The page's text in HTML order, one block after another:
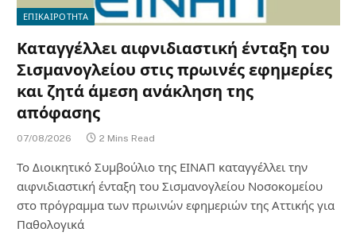
ΕΠΙΚΑΙΡΟΤΗΤΑ
Καταγγέλλει αιφνιδιαστική ένταξη του
Σισμανογλείου στις πρωινές εφημερίες
και ζητά άμεση ανάκληση της
απόφασης
07/08/2026 2 Mins Read
Το Διοικητικό Συμβούλιο της ΕΙΝΑΠ καταγγέλλει την
αιφνιδιαστική ένταξη του Σισμανογλείου Νοσοκομείου
στο πρόγραμμα των πρωινών εφημεριών της Αττικής για
Παθολογικά